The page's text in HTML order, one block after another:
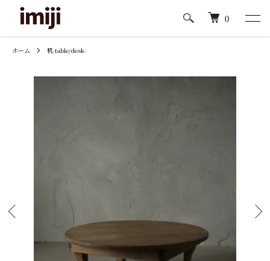
0
ホーム 机-table/desk-